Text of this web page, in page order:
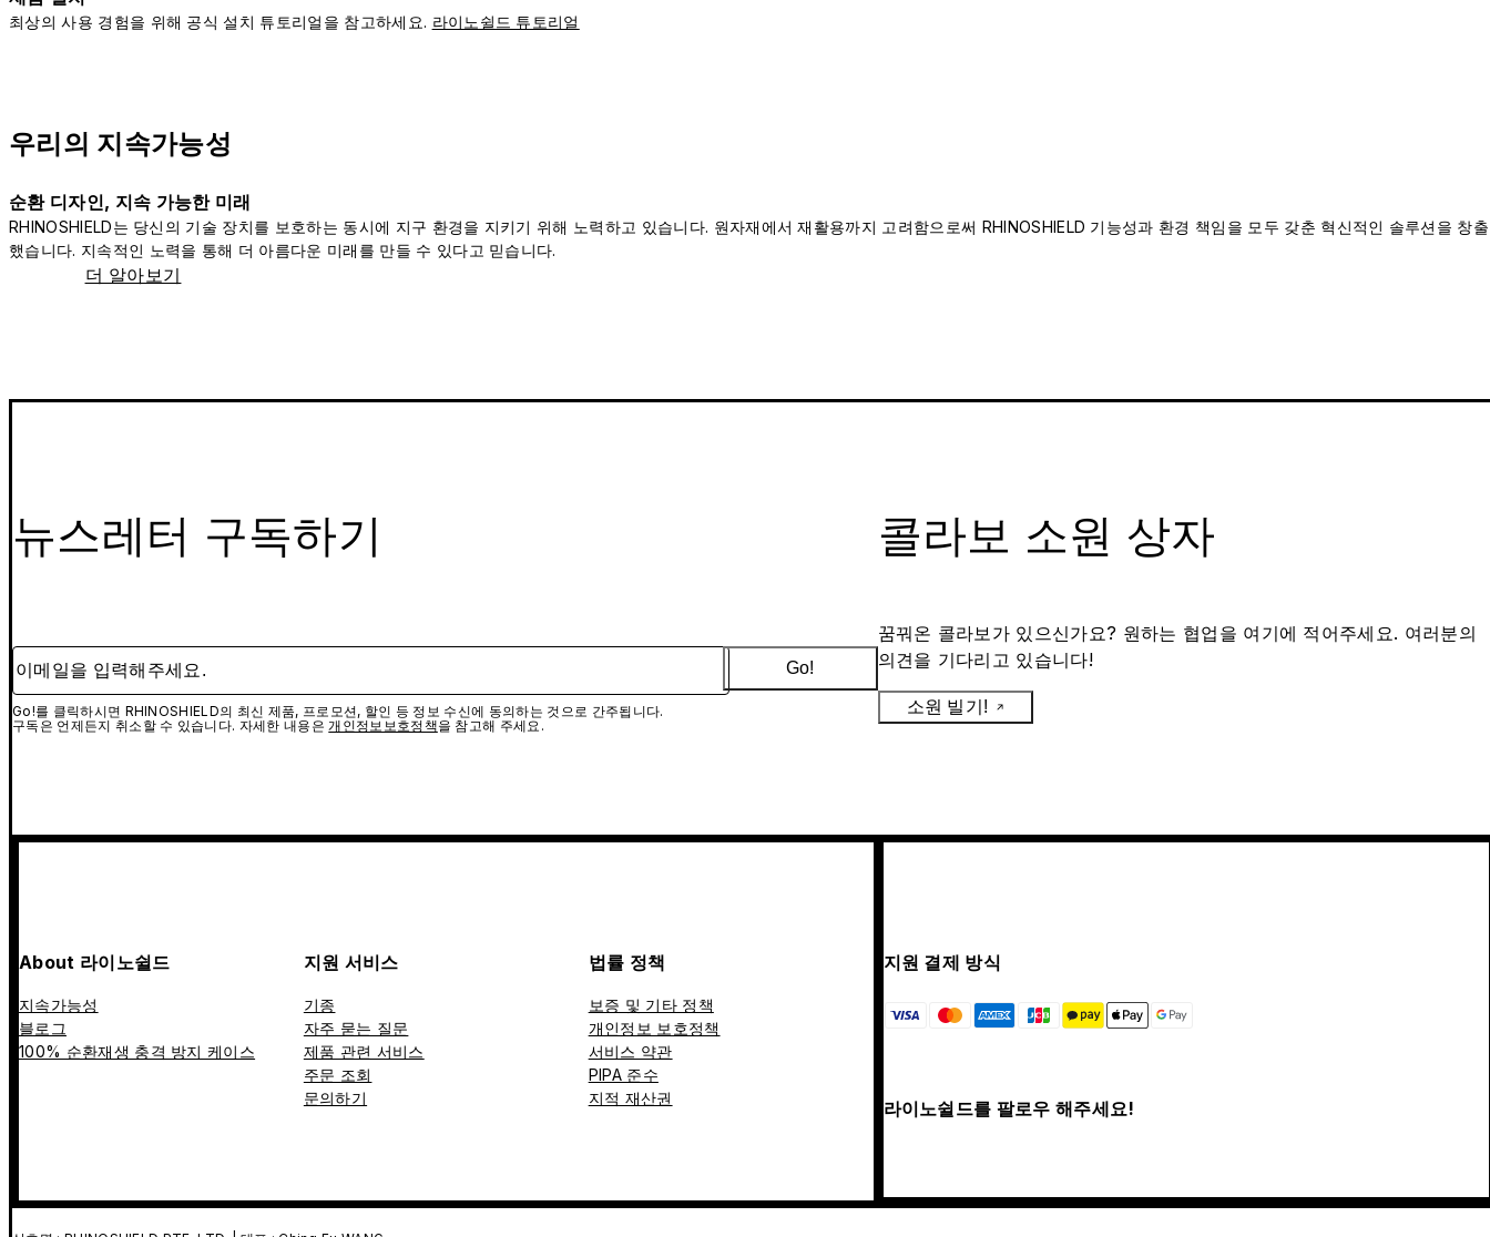
최상의 사용 경험을 위해 공식 설치 튜토리얼을 참고하세요. 라이노쉴드 튜토리얼
우리의 지속가능성
순환 디자인, 지속 가능한 미래
RHINOSHIELD는 당신의 기술 장치를 보호하는 동시에 지구 환경을 지키기 위해 노력하고 있습니다. 원자재에서 재활용까지 고려함으로써 RHINOSHIELD 기능성과 환경 책임을 모두 갖춘 혁신적인 솔루션을 창출
했습니다. 지속적인 노력을 통해 더 아름다운 미래를 만들 수 있다고 믿습니다.
더 알아보기
뉴스레터 구독하기
이메일을 입력해주세요.
Go!를 클릭하시면 RHINOSHIELD의 최신 제품, 프로모션, 할인 등 정보 수신에 동의하는 것으로 간주됩니다.
구독은 언제든지 취소할 수 있습니다. 자세한 내용은개인정보보호정책을 참고해 주세요.
Go!
콜라보 소원 상자
꿈꿔온 콜라보가 있으신가요? 원하는 협업을 여기에 적어주세요. 여러분의
의견을 기다리고 있습니다!
소원 빌기!
About 라이노쉴드
지속가능성
블로그
100% 순환재생 충격 방지 케이스
지원 서비스
기종
자주 묻는 질문
제품 관련 서비스
주문 조회
문의하기
법률 정책
보증 및 기타 정책
개인정보 보호정책
서비스 약관
PIPA 준수
지적 재산권
지원 결제 방식
라이노쉴드를 팔로우 해주세요!